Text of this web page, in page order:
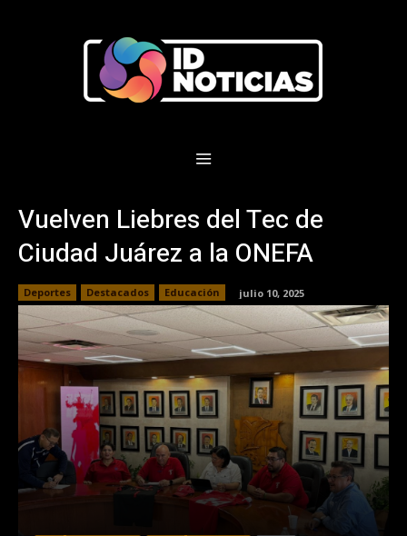
Vuelven Liebres del Tec de
Ciudad Juárez a la ONEFA
Deportes Destacados Educación julio 10, 2025